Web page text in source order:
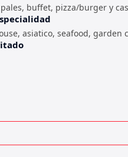
buffet, pizza/burger y
asiatico, seafood, garden